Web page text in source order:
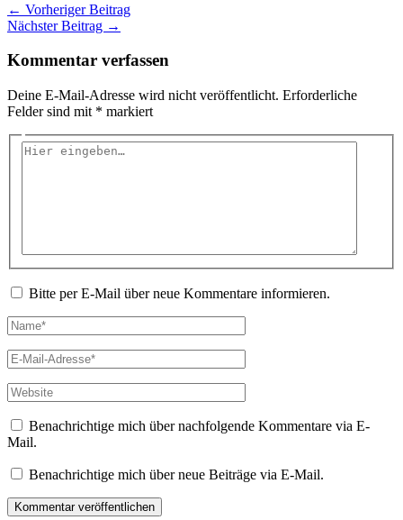
← Vorheriger Beitrag
Nächster Beitrag →
Kommentar verfassen
Deine E-Mail-Adresse wird nicht veröffentlicht. Erforderliche
Felder sind mit * markiert
Hier
Bitte per E-Mail über neue Kommentare informieren.
Name*
E-
Mail-
Adresse*
Website
Benachrichtige mich über nachfolgende Kommentare via E-
Mail.
Benachrichtige mich über neue Beiträge via E-Mail.